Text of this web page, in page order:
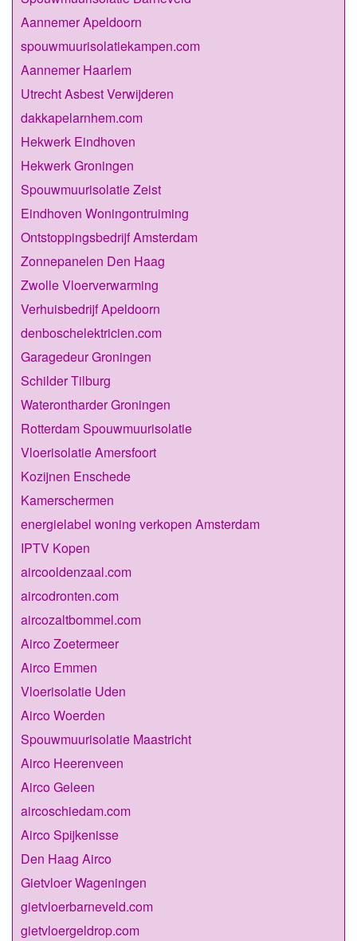
Aannemer Apeldoorn
spouwmuurisolatiekampen.com
Aannemer Haarlem
Utrecht Asbest Verwijderen
dakkapelarnhem.com
Hekwerk Eindhoven
Hekwerk Groningen
Spouwmuurisolatie Zeist
Eindhoven Woningontruiming
Ontstoppingsbedrijf Amsterdam
Zonnepanelen Den Haag
Zwolle Vloerverwarming
Verhuisbedrijf Apeldoorn
denboschelektricien.com
Garagedeur Groningen
Schilder Tilburg
Waterontharder Groningen
Rotterdam Spouwmuurisolatie
Vloerisolatie Amersfoort
Kozijnen Enschede
Kamerschermen
energielabel woning verkopen Amsterdam
IPTV Kopen
aircooldenzaal.com
aircodronten.com
aircozaltbommel.com
Airco Zoetermeer
Airco Emmen
Vloerisolatie Uden
Airco Woerden
Spouwmuurisolatie Maastricht
Airco Heerenveen
Airco Geleen
aircoschiedam.com
Airco Spijkenisse
Den Haag Airco
Gietvloer Wageningen
gietvloerbarneveld.com
gietvloergeldrop.com